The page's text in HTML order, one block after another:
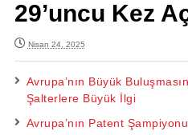
29’uncu Kez
Nisan 24, 2025
Avrupa’nın Büyük
Şalterlere Büyük İlgi
Avrupa’nın Patent